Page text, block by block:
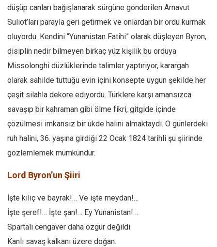
düşüp canları bağışlanarak sürgüne gönderilen Arnavut
Suliot’ları parayla geri getirmek ve onlardan bir ordu kurmak
oluyordu. Kendini “Yunanistan Fatihi” olarak düşleyen Byron,
disiplin nedir bilmeyen birkaç yüz kişilik bu orduya
Missolonghi düzlüklerinde talimler yaptırıyor, karargah
olarak sahilde tuttuğu evin içini konsepte uygun şekilde her
çeşit silahla dekore ediyordu. Türklere karşı amansızca
savaşıp bir kahraman gibi ölme fikri, gitgide içinde
çözülmesi imkansız bir ukde halini almaktaydı. O günlerdeki
ruh halini, 36. yaşına girdiği 22 Ocak 1824 tarihli şu şiirinde
gözlemlemek mümkündür.
Lord Byron’un Şiiri
İşte kılıç ve bayrak!… Ve işte meydan!…
İşte şeref!… İşte şan!… Ey Yunanistan!…
Spartalı cengaver daha özgür değildi
Kanlı savaş kalkanı üzere doğan.